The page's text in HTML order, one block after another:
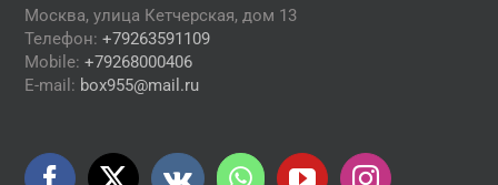
Москва, улица Кетчерская, дом 13
Телефон:+79263591109
Mobile:+79268000406
E-mail: box955@mail.ru